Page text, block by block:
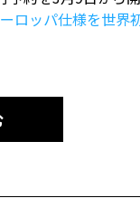
ロッパ仕様を世界